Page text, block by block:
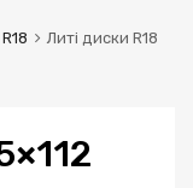
Литі диски R18